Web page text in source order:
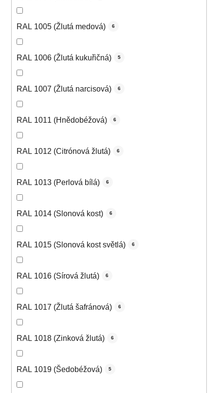
RAL 1005 (Žlutá medová) 6
RAL 1006 (Žlutá kukuřičná) 5
RAL 1007 (Žlutá narcisová) 6
RAL 1011 (Hnědobéžová) 6
RAL 1012 (Citrónová žlutá) 6
RAL 1013 (Perlová bílá) 6
RAL 1014 (Slonová kost) 6
RAL 1015 (Slonová kost světlá) 6
RAL 1016 (Sírová žlutá) 6
RAL 1017 (Žlutá šafránová) 6
RAL 1018 (Zinková žlutá) 6
RAL 1019 (Šedobéžová) 5